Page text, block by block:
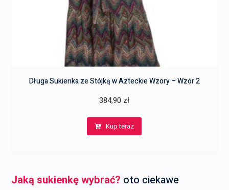
Długa Sukienka ze Stójką w Azteckie Wzory – Wzór 2
384,90 zł
Kup teraz
Jaką sukienkę wybrać? oto ciekawe